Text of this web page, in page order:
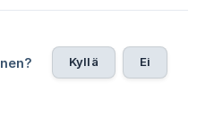
Kyllä Ei